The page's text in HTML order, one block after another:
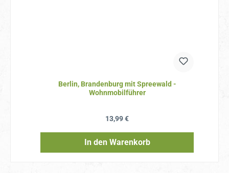
Berlin, Brandenburg mit Spreewald -
Wohnmobilführer
Regulärer Preis:
13,99 €
In den Warenkorb